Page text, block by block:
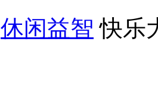
休闲益智 快乐